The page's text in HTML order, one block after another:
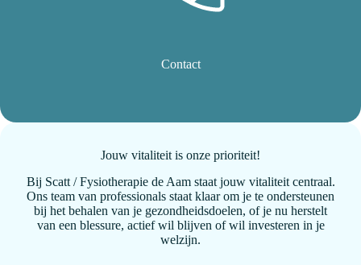
Contact
Jouw vitaliteit is onze prioriteit!
Bij Scatt / Fysiotherapie de Aam staat jouw vitaliteit centraal.
Ons team van professionals staat klaar om je te ondersteunen
bij het behalen van je gezondheidsdoelen, of je nu herstelt
van een blessure, actief wil blijven of wil investeren in je
welzijn.